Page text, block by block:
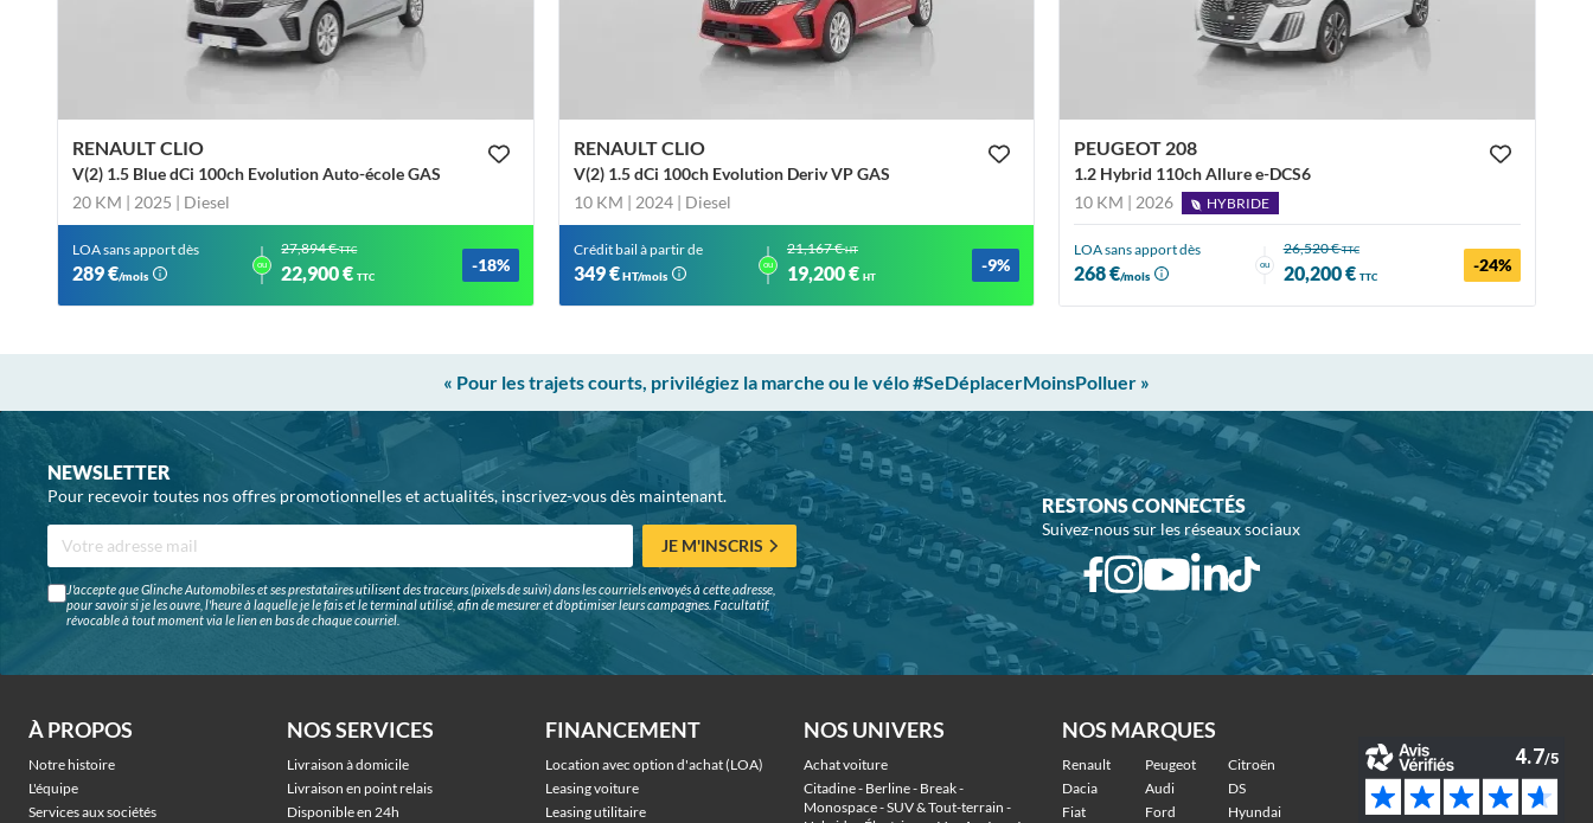
RENAULT CLIO
V(2) 1.5 Blue dCi 100ch Evolution Auto-école GAS
20 KM | 2025 | Diesel
LOA sans apport dès
289 €/mois
ou
27,894 €TTC
22,900 €TTC
-18%
RENAULT CLIO
V(2) 1.5 dCi 100ch Evolution Deriv VP GAS
10 KM | 2024 | Diesel
Crédit bail à partir de
349 €HT/mois
ou
21,167 €HT
19,200 € HT
-9%
PEUGEOT 208
1.2 Hybrid 110ch Allure e-DCS6
10 KM | 2026
HYBRIDE
LOA sans apport dès
268 €/mois
ou
26,520 €TTC
20,200 € TTC
-24%
« Pour les trajets courts, privilégiez la marche ou le vélo #SeDéplacerMoinsPolluer »
NEWSLETTER
Pour recevoir toutes nos offres promotionnelles et actualités, inscrivez-vous dès maintenant.
JE M'INSCRIS
J'accepte que Glinche Automobiles et ses prestataires utilisent des traceurs (pixels de suivi) dans les courriels envoyés à cette adresse,
pour savoir si je les ouvre, l'heure à laquelle je le fais et le terminal utilisé, afin de mesurer et d'optimiser leurs campagnes. Facultatif,
révocable à tout moment via le lien en bas de chaque courriel.
RESTONS CONNECTÉS
Suivez-nous sur les réseaux sociaux
À PROPOS
Notre histoire
L'équipe
Services aux sociétés
NOS SERVICES
Livraison à domicile
Livraison en point relais
Disponible en 24h
FINANCEMENT
Location avec option d'achat (LOA)
Leasing voiture
Leasing utilitaire
NOS UNIVERS
Achat voiture
Citadine - Berline - Break -
Monospace - SUV & Tout-terrain -
NOS MARQUES
Renault Peugeot
Citroën
Dacia
Audi
DS
Fiat
Ford Hyundai